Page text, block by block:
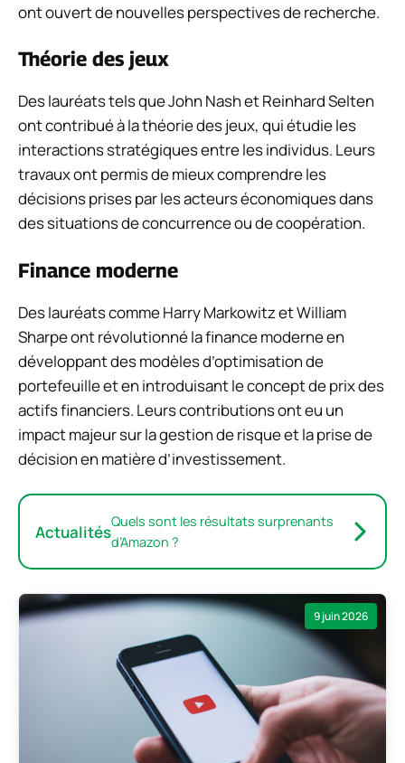
ont ouvert de nouvelles perspectives de recherche.
Théorie des jeux
Des lauréats tels que John Nash et Reinhard Selten
ont contribué à la théorie des jeux, qui étudie les
interactions stratégiques entre les individus. Leurs
travaux ont permis de mieux comprendre les
décisions prises par les acteurs économiques dans
des situations de concurrence ou de coopération.
Finance moderne
Des lauréats comme Harry Markowitz et William
Sharpe ont révolutionné la finance moderne en
développant des modèles d’optimisation de
portefeuille et en introduisant le concept de prix des
actifs financiers. Leurs contributions ont eu un
impact majeur sur la gestion de risque et la prise de
décision en matière d’investissement.
ActualitésQuels sont les résultats surprenants
d’Amazon ?
9 juin 2026